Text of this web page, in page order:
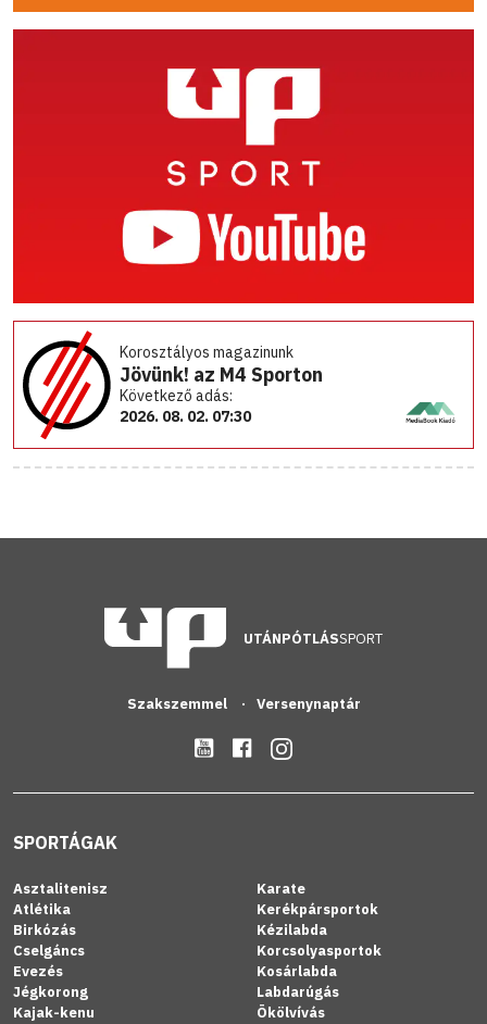
Korosztályos magazinunk
Jövünk! az M4 Sporton
Következő adás:
2026. 08. 02. 07:30
UTÁNPÓTLÁSSPORT
Szakszemmel Versenynaptár
SPORTÁGAK
Asztalitenisz
Atlétika
Birkózás
Cselgáncs
Evezés
Jégkorong
Kajak-kenu
Karate
Kerékpársportok
Kézilabda
Korcsolyasportok
Kosárlabda
Labdarúgás
Ökölvívás